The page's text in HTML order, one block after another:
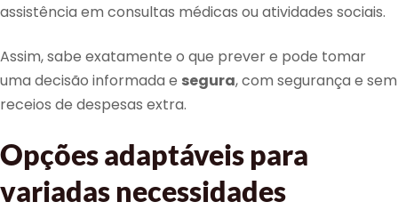
assistência em consultas médicas ou atividades sociais.
Assim, sabe exatamente o que prever e pode tomar
uma decisão informada e segura, com segurança e sem
receios de despesas extra.
Opções adaptáveis para
variadas necessidades